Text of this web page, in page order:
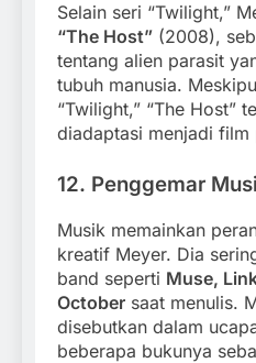
Selain seri “Twilight,”
“The Host” (2008),
tentang alien parasit
tubuh manusia.
“Twilight,” “The Host”
diadaptasi menjadi film
12. Penggemar
Musik memainkan
kreatif Meyer. Dia
band seperti Muse,
October saat menulis.
disebutkan dalam
beberapa bukunya